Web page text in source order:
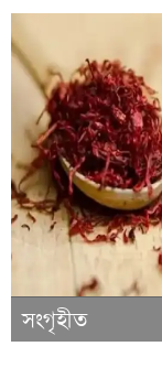
সংগৃহীত